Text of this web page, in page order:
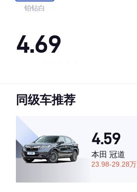
铂钻白
4.69
·内饰表现较为优秀，优于75%同级车
·空间表现较为优秀，优于50%同级车
同级车推荐
4.59
本田 冠道
23.98-29.28万